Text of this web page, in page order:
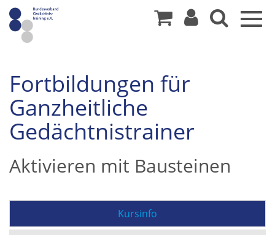
Fortbildungen für
Ganzheitliche
Gedächtnistrainer
Aktivieren mit Bausteinen
Kursinfo